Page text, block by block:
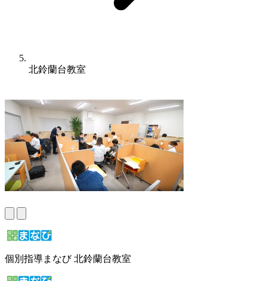
北鈴蘭台教室
個別指導まなび 北鈴蘭台教室